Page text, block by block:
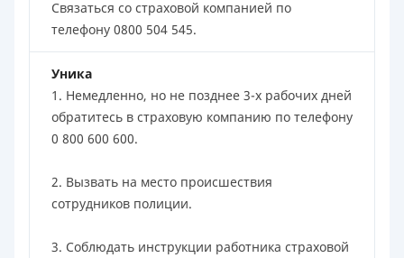
Связаться со страховой компанией по
телефону 0800 504 545.
Уника
1. Немедленно, но не позднее 3-х рабочих дней
обратитесь в страховую компанию по телефону
0 800 600 600.
2. Вызвать на место происшествия
сотрудников полиции.
3. Соблюдать инструкции работника страховой